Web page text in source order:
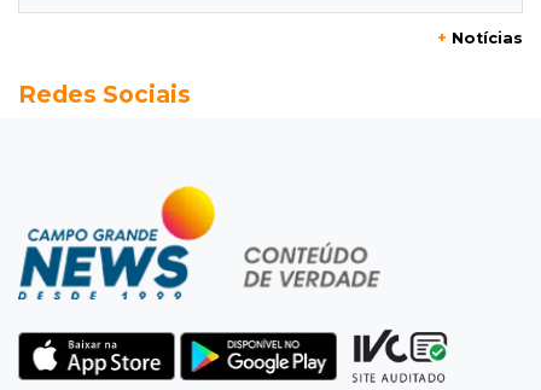
Pet shop é recorrente na venda de cães "fake"
Adoção especial
Cachorrinho que perdeu um olho espera por
novo lar no CCZ
Cágado surge na Ernesto Geisel e motorista
encara barranco para ajudar
+ Notícias
Redes Sociais